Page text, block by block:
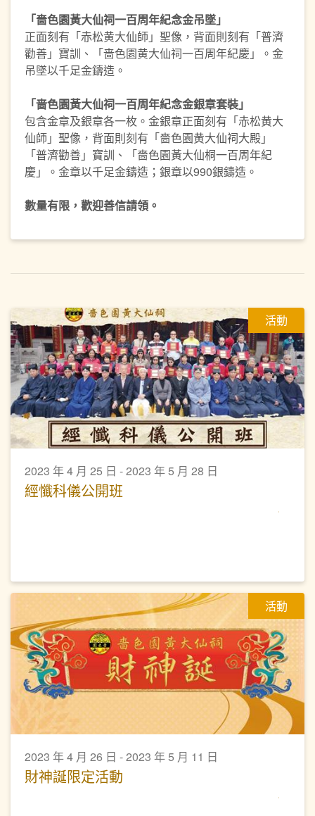
「嗇色園黃大仙祠一百周年紀念金吊墜」
正面刻有「赤松黄大仙師」聖像，背面則刻有「普濟
勸善」寶訓、「啬色園黄大仙祠一百周年紀慶」。金
吊墜以千足金鑄造。
「啬色園黃大仙祠一百周年紀念金銀章套裝」
包含金章及銀章各一枚。金銀章正面刻有「赤松黄大
仙師」聖像，背面則刻有「嗇色園黄大仙祠大殿」
「普濟勸善」寶訓、「嗇色園黃大仙桐一百周年紀
慶」。金章以千足金鑄造；銀章以990銀鑄造。
數量有限，歡迎善信請領。
活動
2023 年 4 月 25 日 - 2023 年 5 月 28 日
經懺科儀公開班
活動
2023 年 4 月 26 日 - 2023 年 5 月 11 日
財神誕限定活動